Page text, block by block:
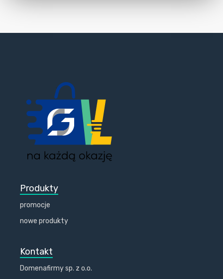
Produkty
promocje
nowe produkty
Kontakt
Domenafirmy sp. z o.o.